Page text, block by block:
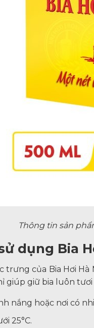
Thông tin sản
dụng Bia
của Bia Hơi
giúp giữ bia luôn
nắng hoặc nơi có
25°C.